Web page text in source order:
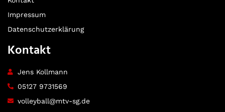
Impressum
Datenschutzerklärung
Kontakt
Jens Kollmann
05127 9731569
volleyball@mtv-sg.de